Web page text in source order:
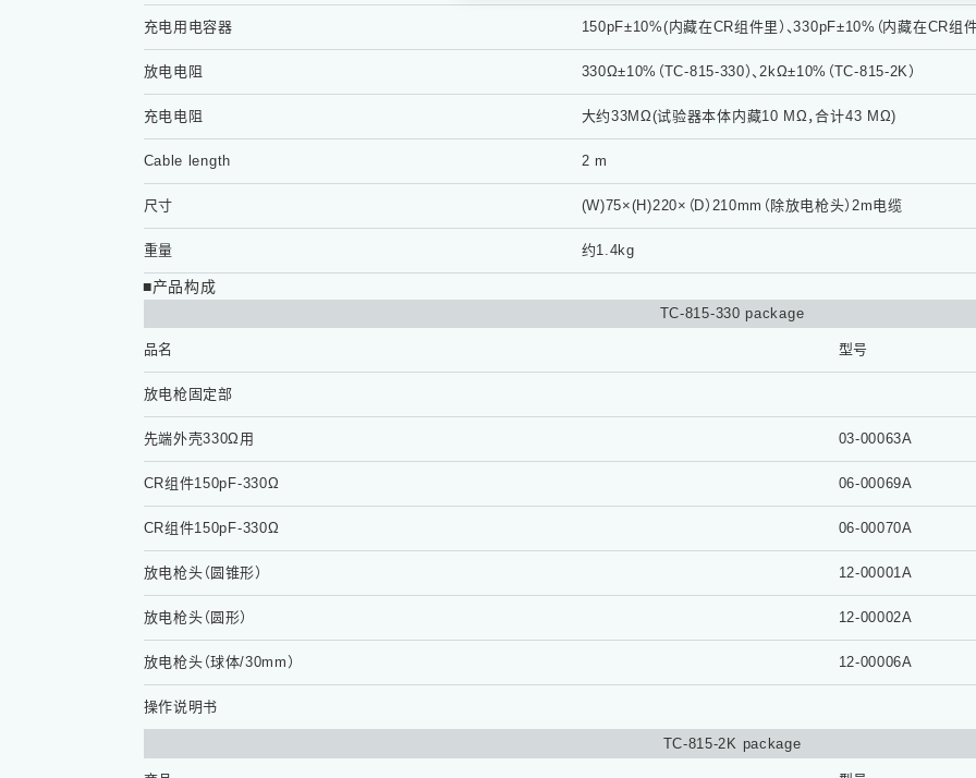
充电用电容器 150pF±10%(内藏在CR组件里）、330pF±10%（内藏在CR组件
放电电阻 330Ω±10%（TC-815-330）、2kΩ±10%（TC-815-2K）
充电电阻 大约33MΩ(试验器本体内藏10 MΩ，合计43 MΩ)
Cable length 2 m
尺寸 (W)75×(H)220×（D）210mm（除放电枪头）2m电缆
重量 约1.4kg
■产品构成
TC-815-330 package
品名 型号
放电枪固定部
先端外壳330Ω用 03-00063A
CR组件150pF-330Ω 06-00069A
CR组件150pF-330Ω 06-00070A
放电枪头（圆锥形） 12-00001A
放电枪头（圆形） 12-00002A
放电枪头（球体/30mm） 12-00006A
操作说明书
TC-815-2K package